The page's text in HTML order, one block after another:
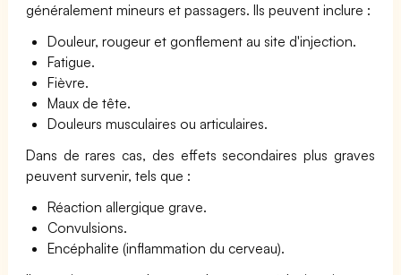
généralement mineurs et passagers. Ils peuvent inclure :
Douleur, rougeur et gonflement au site d'injection.
Fatigue.
Fièvre.
Maux de tête.
Douleurs musculaires ou articulaires.
Dans de rares cas, des effets secondaires plus graves
peuvent survenir, tels que :
Réaction allergique grave.
Convulsions.
Encéphalite (inflammation du cerveau).